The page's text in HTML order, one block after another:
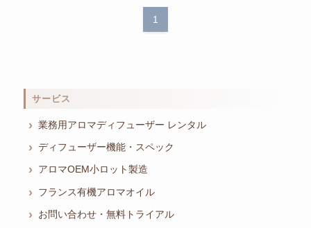
1
サービス
業務用アロマディフューザー レンタル
ディフューザー機能・スペック
アロマOEM小ロット製造
フランス有機アロマオイル
お問い合わせ・無料トライアル